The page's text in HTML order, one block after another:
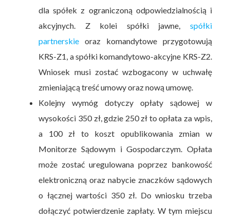
dla spółek z ograniczoną odpowiedzialnością i
akcyjnych. Z kolei spółki jawne, spółki
partnerskie oraz komandytowe przygotowują
KRS-Z1, a spółki komandytowo-akcyjne KRS-Z2.
Wniosek musi zostać wzbogacony w uchwałę
zmieniającą treść umowy oraz nową umowę.
Kolejny wymóg dotyczy opłaty sądowej w
wysokości 350 zł, gdzie 250 zł to opłata za wpis,
a 100 zł to koszt opublikowania zmian w
Monitorze Sądowym i Gospodarczym. Opłata
może zostać uregulowana poprzez bankowość
elektroniczną oraz nabycie znaczków sądowych
o łącznej wartości 350 zł. Do wniosku trzeba
dołączyć potwierdzenie zapłaty. W tym miejscu